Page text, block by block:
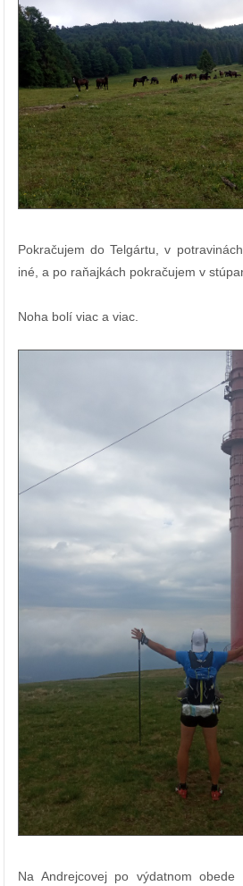
Pokračujem do Telgártu, v
iné, a po raňajkách pokračujem v
Noha bolí viac a viac.
Na Andrejcovej po výdatnom obede